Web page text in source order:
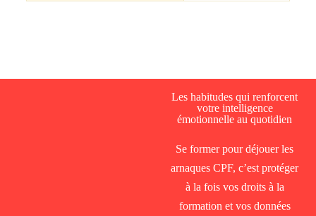
Les habitudes qui renforcent
votre intelligence
émotionnelle au quotidien
Se former pour déjouer les
arnaques CPF, c’est protéger
à la fois vos droits à la
formation et vos données